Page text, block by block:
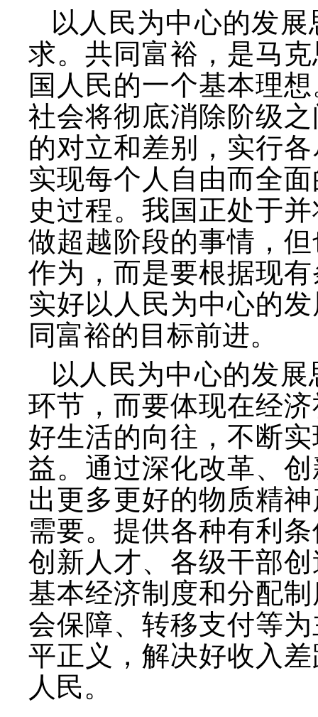
以人民为中心的发
求。共同富裕，是马
国人民的一个基本理
社会将彻底消除阶级
的对立和差别，实行
实现每个人自由而全
史过程。我国正处于
做超越阶段的事情，
作为，而是要根据现
实好以人民为中心的
同富裕的目标前进。
以人民为中心的发
环节，而要体现在经
好生活的向往，不断
益。通过深化改革、
出更多更好的物质精
需要。提供各种有利
创新人才、各级干部
基本经济制度和分配
会保障、转移支付等
平正义，解决好收入
人民。